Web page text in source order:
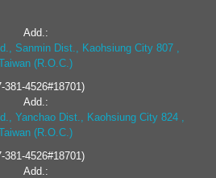
Add.:
Sanmin Dist., Kaohsiung City 807 ,
(R.O.C.)
381-4526#18701)
Add.:
Yanchao Dist., Kaohsiung City 824 ,
(R.O.C.)
381-4526#18701)
Add.: